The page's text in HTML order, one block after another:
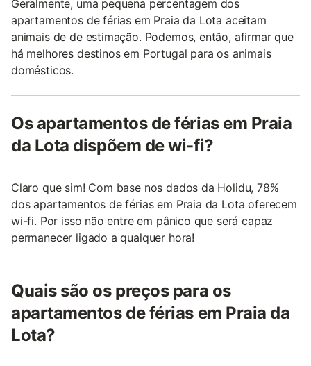
Geralmente, uma pequena percentagem dos
apartamentos de férias em Praia da Lota aceitam
animais de de estimação. Podemos, então, afirmar que
há melhores destinos em Portugal para os animais
domésticos.
Os apartamentos de férias em Praia
da Lota dispõem de wi-fi?
Claro que sim! Com base nos dados da Holidu, 78%
dos apartamentos de férias em Praia da Lota oferecem
wi-fi. Por isso não entre em pânico que será capaz
permanecer ligado a qualquer hora!
Quais são os preços para os
apartamentos de férias em Praia da
Lota?